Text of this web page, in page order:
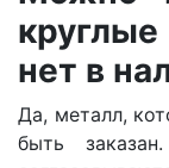
нет в
Да, металл,
быть